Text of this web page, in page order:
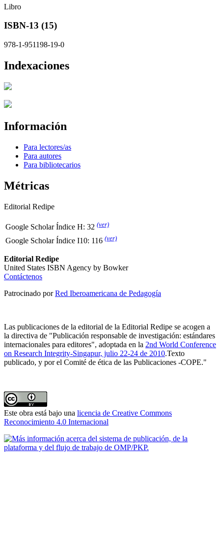
Libro
ISBN-13 (15)
978-1-951198-19-0
Indexaciones
Información
Para lectores/as
Para autores
Para bibliotecarios
Métricas
Editorial Redipe
Google Scholar Índice H: 32 (ver)
Google Scholar Índice I10: 116 (ver)
Editorial Redipe
United States ISBN Agency by Bowker
Contáctenos
Patrocinado porRed Iberoamericana de Pedagogía
Las publicaciones de la editorial de la Editorial Redipe se acogen a
la directiva de "Publicación responsable de investigación: estándares
internacionales para editores", adoptada en la 2nd World Conference
on Research Integrity-Singapur, julio 22-24 de 2010.Texto
publicado, y por el Comité de ética de las Publicaciones -COPE."
Este obra está bajo una licencia de Creative Commons
Reconocimiento 4.0 Internacional